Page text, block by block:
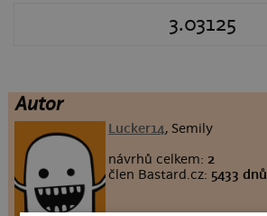
3.03125
Autor
Lucker14, Semily
návrhů celkem:2
člen Bastard.cz: 5433 dnů